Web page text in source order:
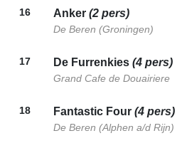
16 Anker (2 pers)
De Beren (Groningen)
17 De Furrenkies (4 pers)
Grand Cafe de Douairiere
18 Fantastic Four (4 pers)
De Beren (Alphen a/d Rijn)